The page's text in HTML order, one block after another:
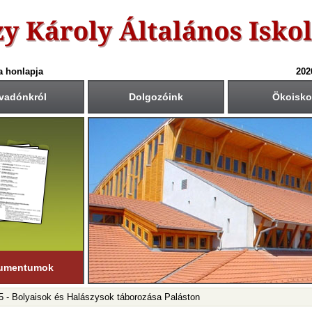
honlapja
Dolgozóink
nap:
1. (hétfő)
tanítási nap:
19. (péntek)
napok száma:
nap
félév
23-igtart.
Csengetési rend
1.: 755- 840
2.: 900 - 9 45
3.: 9 55- 10 40
4.: 1050 35
5.: 11 45- 12 30
6.: 1240 - 13
7.: 1345 - 1430
8.: 1435- 1520
9.: 15 20- 1605
Krétában kiértesített
- Bolyaisok és Halászysok táborozása Paláston